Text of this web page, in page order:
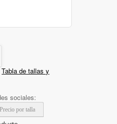
Tabla de tallas y
sociales:
Precio por talla